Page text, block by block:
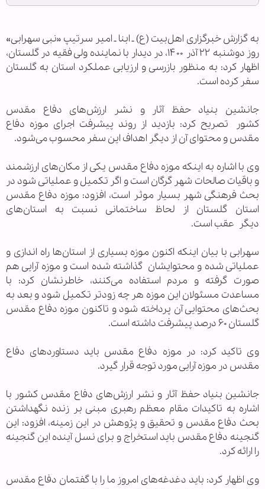
به گزارش خبرگزاری اهل‌بیت (ع) ـ ابنا ـ امیر سرتیپ «نبی سهرابی»
روز دوشنبه ۲۲ آذر ۱۴۰۰، در دیدار با نماینده ولی فقیه در گلستان،
اظهار کرد: به منظور بازرسی و ارزیابی عملکرد استان به گلستان
سفر کرده است.
جانشین بنیاد حفظ آثار و نشر ارزش‌های دفاع مقدس
کشور تصریح کرد: بازدید از روند پیشرفت اجرای موزه دفاع
مقدس و محتوای آن از دیگر اهداف این سفر محسوب می‌شود.
وی با اشاره به اینکه موزه دفاع مقدس یکی از مکان‌های ارزشمند
و باقیات صالحات شهر گرگان است و اگر تکمیل و عملیاتی شود در
بحث فرهنگی شهر بسیار موثر است، افزود: موزه دفاع مقدس
استان گلستان از لحاظ ساختمانی نسبت به استان‌های
دیگر عقب است.
سهرابی با بیان اینکه اکنون موزه بسیاری از استان‌ها راه اندازی و
عملیاتی شده و محتوایشان گذاشته شده است و موزه آرایی هم
صورت گرفته و مردم استفاده می‌کنند، خاطرنشان کرد: با
مساعدت مسئولان این موزه هر چه زودتر تکمیل شود و بعد به
بحث‌های محتوایی آن پرداخته شود و تاکنون موزه دفاع مقدس
گلستان ۶۰ درصد پیشرفت داشته است.
وی تاکید کرد: در موزه دفاع مقدس باید دستاوردهای دفاع
مقدس در موزه آرایی مورد توجه قرار گیرد.
جانشین بنیاد حفظ آثار و نشر ارزش‌های دفاع مقدس کشور با
اشاره به تاکیدات مقام معظم رهبری مبنی بر زنده نگهداشتن
بحث دفاع مقدس و تحقیق و پژوهش در این زمینه، افزود: این
گنجینه دفاع مقدس باید استخراج و برای نسل آینده این گنجینه
را ارائه کرد.
وی اظهار کرد: باید دغدغه‌های امروز ما را با گفتمان دفاع مقدس